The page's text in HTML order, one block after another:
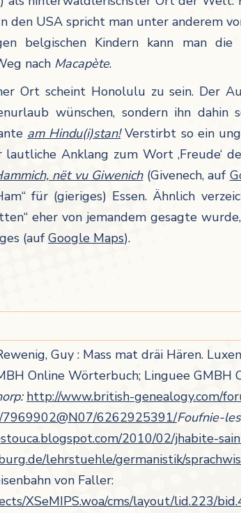
den USA spricht man unter anderem
belgischen Kindern kann man
nach Macapète.
Ort scheint Honolulu zu sein. Der
wünschen, sondern ihn
am Hindu(i)stan!Verstirbt so ein
Anklang zum Wort ‚Freude‘
nët vu Giwenich(Givenech, auf
für (gieriges) Essen. Ähnlich
eher von jemandem gesagte
(auf Google Maps).
Guy : Mass mat dräi Hären.
Online Wörterbuch; Linguee GMBH
http://www.british-genealogy.com/
6262925391/Foufnie-
2010/02/jhabite-
lehrstuehle/germanistik/
von Faller:
XSeMIPS.woa/cms/layout/lid.223/